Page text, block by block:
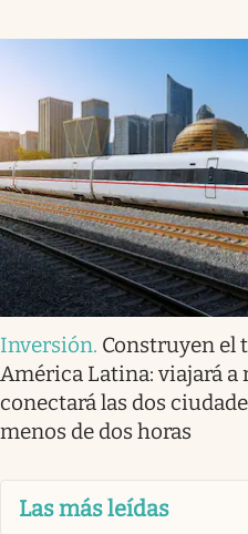
Inversión. Construyen el
América Latina: viajará a
conectará las dos
menos de dos horas
Las más leídas